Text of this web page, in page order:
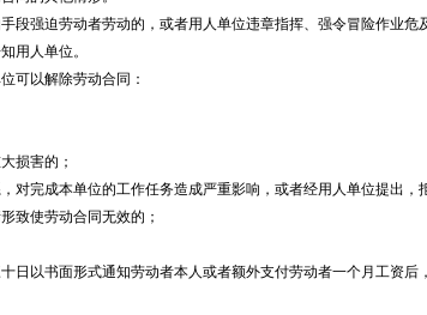
段强迫劳动者劳动的，或者用人单位违章指挥、强令冒险作业危
用人单位。
可以解除劳动合同：
损害的；
完成本单位的工作任务造成严重影响，或者经用人单位提出，
致使劳动合同无效的；
日以书面形式通知劳动者本人或者额外支付劳动者一个月工资后